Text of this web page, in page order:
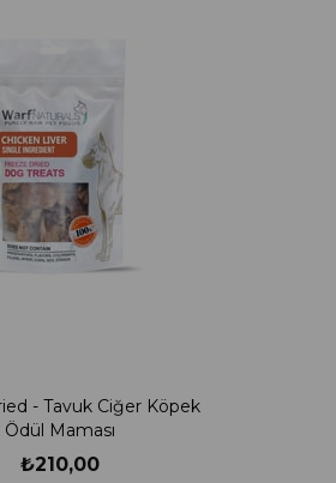
- Tavuk Ciğer Köpek
Ödül Maması
₺210,00